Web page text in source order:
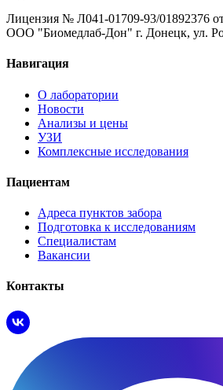
Лицензия № Л041-01709-93/01892376
ООО "Биомедлаб-Дон" г. Донецк, ул.
Навигация
О лаборатории
Новости
Анализы и цены
УЗИ
Комплексные исследования
Пациентам
Адреса пунктов забора
Подготовка к исследованиям
Специалистам
Вакансии
Контакты